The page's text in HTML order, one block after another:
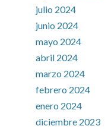
julio 2024
junio 2024
mayo 2024
abril 2024
marzo 2024
febrero 2024
enero 2024
diciembre 2023